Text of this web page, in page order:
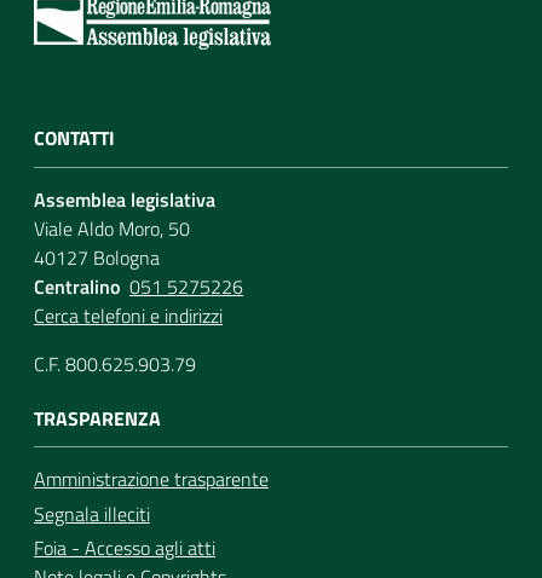
CONTATTI
Assemblea legislativa
Viale Aldo Moro, 50
40127 Bologna
Centralino 051 5275226
Cerca telefoni e indirizzi
C.F. 800.625.903.79
TRASPARENZA
Amministrazione trasparente
Segnala illeciti
Foia - Accesso agli atti